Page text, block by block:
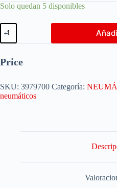
Solo quedan 5 disponibles
Price
SKU: 3979700 Categoría:
neumáticos